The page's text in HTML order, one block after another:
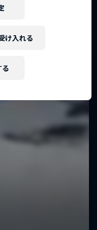
け入れる